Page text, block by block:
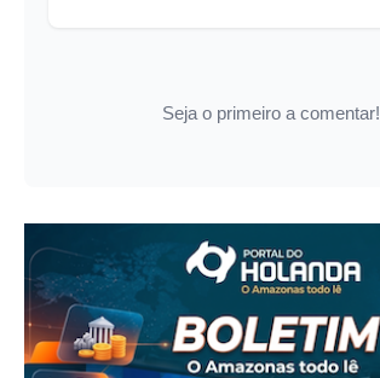
Seja o primeiro a comentar!